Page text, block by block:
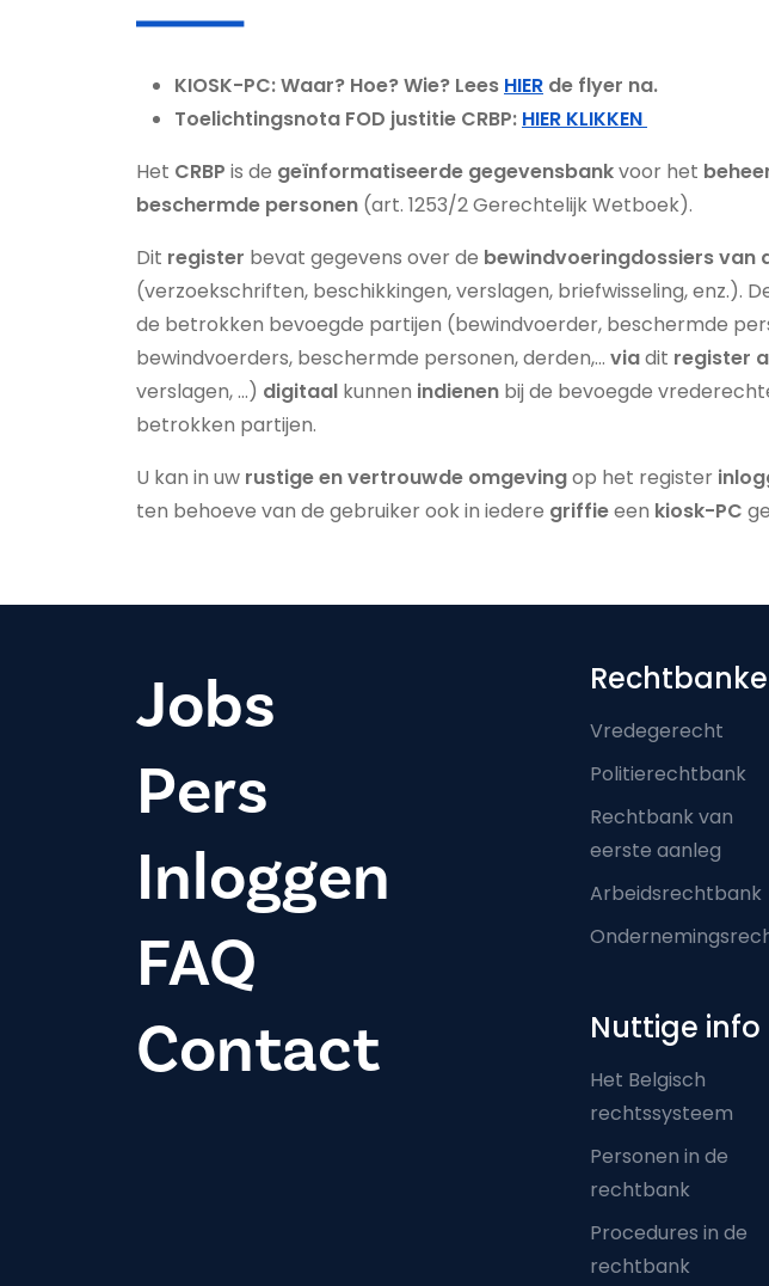
KIOSK-PC: Waar? Hoe? Wie? Lees HIER de flyer na.
Toelichtingsnota FOD justitie CRBP: HIER KLIKKEN
Het CRBP is de geïnformatiseerde gegevensbankvoor het
beschermde personen (art. 1253/2 Gerechtelijk Wetboek).
Dit register bevat gegevens over de bewindvoeringdossiers van
(verzoekschriften, beschikkingen, verslagen, briefwisseling, enz.).
de betrokken bevoegde partijen (bewindvoerder, beschermde
bewindvoerders, beschermde personen, derden,… viadit register
verslagen, …) digitaal kunnen indienen bij de bevoegde
betrokken partijen.
U kan in uw rustige en vertrouwde omgevingop het register
ten behoeve van de gebruiker ook in iedere griffieeen kiosk-PC
Jobs
Pers
Inloggen
FAQ
Contact
Vredegerecht
Politierechtbank
Rechtbank van
eerste aanleg
Arbeidsrechtbank
Nuttige info
Het Belgisch
rechtssysteem
Personen in de
rechtbank
Procedures in de
rechtbank